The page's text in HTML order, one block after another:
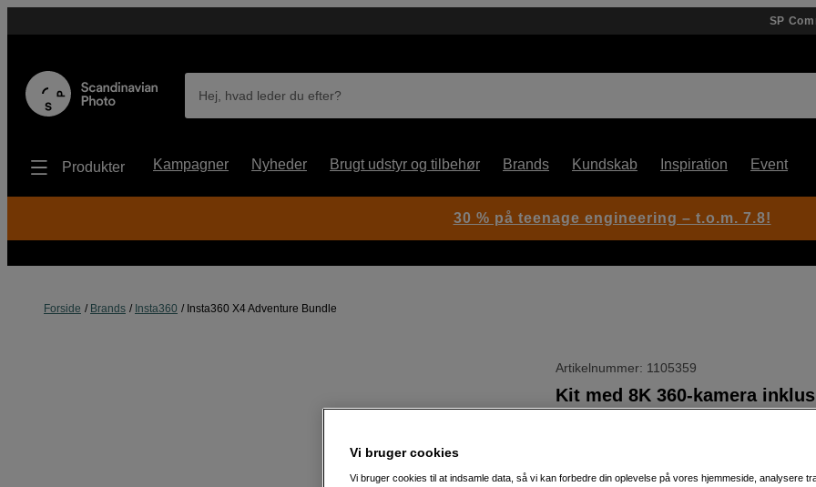
SP
Hej, hvad leder du efter?
Produkter Kampagner Nyheder Brugt udstyr og tilbehør Brands Kundskab Inspiration Event
Forside Brands Insta360 Insta360 X4 Adventure Bundle
Artikelnummer: 1105359
Kit med 8K 360-kamera
30 % på teenage engineering – t.o.m. 7.8!
Vi bruger cookies
Vi bruger cookies til at indsamle data, så vi kan forbedre din oplevelse på vores hjemmeside, analysere